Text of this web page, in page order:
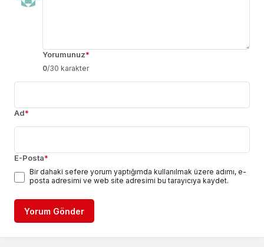
Yorumunuz*
0/30 karakter
Ad*
E-Posta*
Bir dahaki sefere yorum yaptığımda kullanılmak üzere adımı, e-
posta adresimi ve web site adresimi bu tarayıcıya kaydet.
Yorum Gönder